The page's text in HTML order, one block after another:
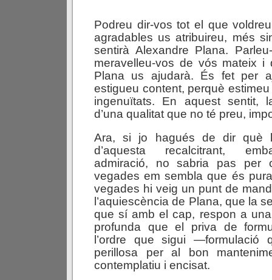
Podreu dir-vos tot el que
agradables us atribuireu, més
sentirà Alexandre Plana.
meravelleu-vos de vós mateix i
Plana us ajudarà. És fet per
estigueu content, perquè
ingenuïtats. En aquest sentit,
d’una qualitat que no té preu,
Ara, si jo hagués de dir què
d’aquesta recalcitrant,
admiració, no sabria pas per
vegades em sembla que és
vegades hi veig un punt de
l’aquiescència de Plana, que la
que sí amb el cap, respon a
profunda que el priva de
l’ordre que sigui —formulació
perillosa per al bon
contemplatiu i encisat.